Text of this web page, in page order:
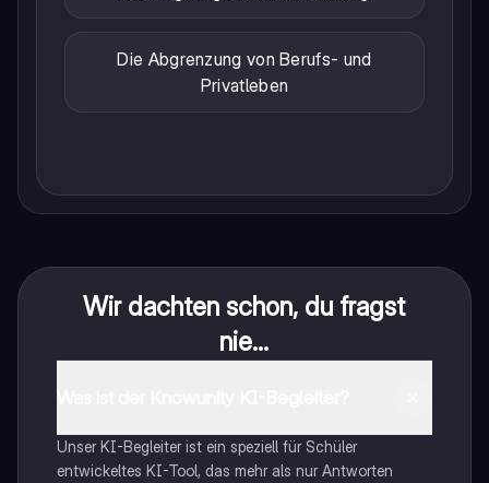
Die Abgrenzung von Berufs- und
Privatleben
Wir dachten schon, du fragst
nie...
Unser KI-Begleiter ist ein speziell für Schüler
entwickeltes KI-Tool, das mehr als nur Antworten